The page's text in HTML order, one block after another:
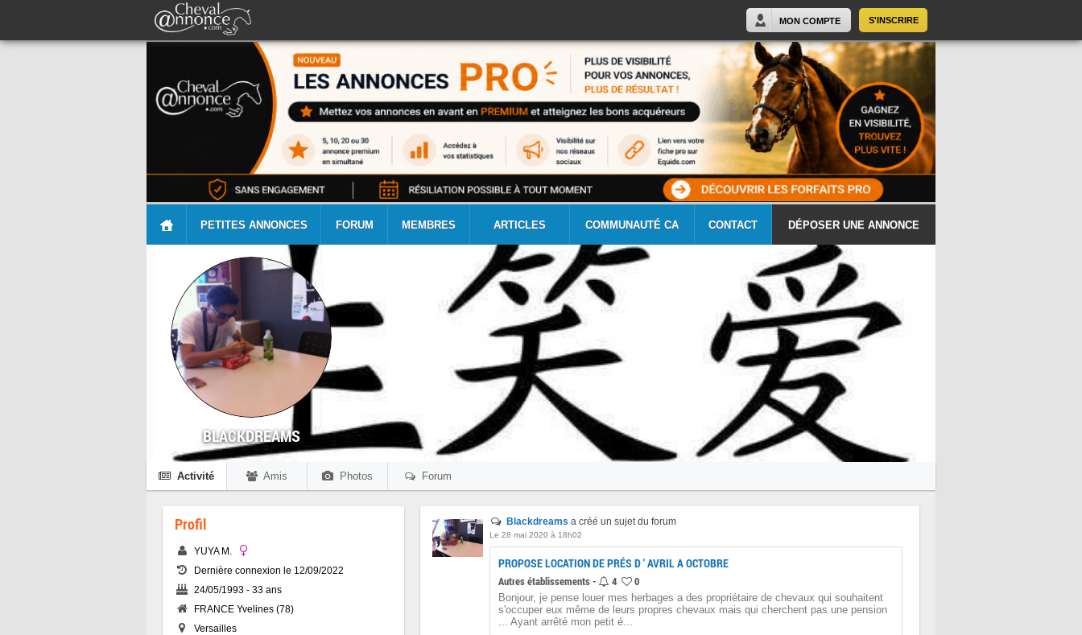
S'INSCRIRE
MON COMPTE
PETITES ANNONCES FORUM MEMBRES ARTICLES COMMUNAUTÉ CA CONTACT DÉPOSER UNE ANNONCE
BLACKDREAMS
Activité Amis Photos Forum
Profil
YUYA M.
Dernière connexion le 12/09/2022
24/05/1993 - 33 ans
FRANCE Yvelines (78)
Versailles
Blackdreams a créé un sujet du forum
Le 28 mai 2020 à 18h02
PROPOSE LOCATION DE PRÉS D ' AVRIL A OCTOBRE
Autres établissements - 4 0
Bonjour, je pense louer mes herbages a des propriétaire de chevaux qui souhaitent
s'occuper eux même de leurs propres chevaux mais qui cherchent pas une pension
... Ayant arrêté mon petit é...